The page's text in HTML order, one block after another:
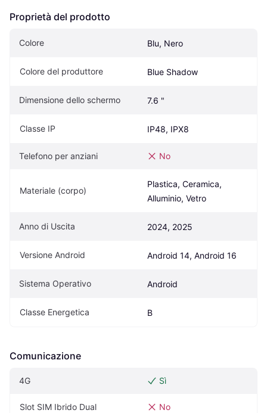
Proprietà del prodotto
Colore Blu, Nero
Colore del produttore Blue Shadow
Dimensione dello schermo 7.6 "
Classe IP IP48, IPX8
Telefono per anziani No
Materiale (corpo)
Plastica, Ceramica,
Alluminio, Vetro
Anno di Uscita 2024, 2025
Versione Android Android 14, Android 16
Sistema Operativo Android
Classe Energetica B
Comunicazione
4G Sì
Slot SIM Ibrido Dual No